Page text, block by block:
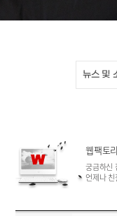
뉴스 및
웹팩토
궁금하신
언제나